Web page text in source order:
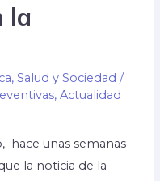
la
,Salud y Sociedad /
,Actualidad
hace unas semanas
la noticia de la